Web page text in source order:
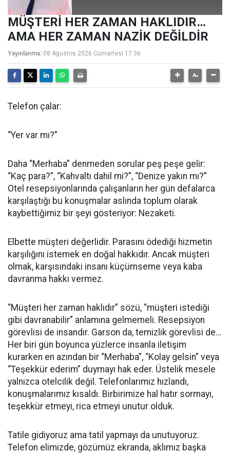
MÜŞTERİ HER ZAMAN HAKLIDIR…
AMA HER ZAMAN NAZİK DEĞİLDİR
Yayınlanma: 08 Ağustos 2026 Cumartesi 17:36
Telefon çalar:
“Yer var mı?”
Daha “Merhaba” denmeden sorular peş peşe gelir:
“Kaç para?”, “Kahvaltı dahil mi?”, “Denize yakın mı?”
Otel resepsiyonlarında çalışanların her gün defalarca
karşılaştığı bu konuşmalar aslında toplum olarak
kaybettiğimiz bir şeyi gösteriyor: Nezaketi.
Elbette müşteri değerlidir. Parasını ödediği hizmetin
karşılığını istemek en doğal hakkıdır. Ancak müşteri
olmak, karşısındaki insanı küçümseme veya kaba
davranma hakkı vermez.
“Müşteri her zaman haklıdır” sözü, “müşteri istediği
gibi davranabilir” anlamına gelmemeli. Resepsiyon
görevlisi de insandır. Garson da, temizlik görevlisi de…
Her biri gün boyunca yüzlerce insanla iletişim
kurarken en azından bir “Merhaba”, “Kolay gelsin” veya
“Teşekkür ederim” duymayı hak eder. Üstelik mesele
yalnızca otelcilik değil. Telefonlarımız hızlandı,
konuşmalarımız kısaldı. Birbirimize hal hatır sormayı,
teşekkür etmeyi, rica etmeyi unutur olduk.
Tatile gidiyoruz ama tatil yapmayı da unutuyoruz.
Telefon elimizde, gözümüz ekranda, aklımız başka